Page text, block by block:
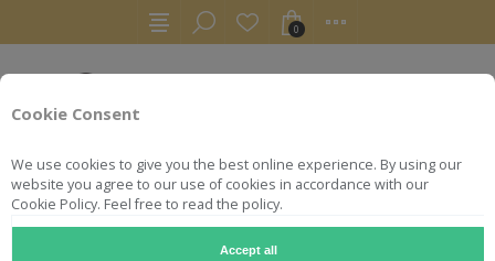
Cookie Consent
We use cookies to give you the best online experience. By using our
website you agree to our use of cookies in accordance with our
Cookie Policy. Feel free to read the policy.
Accept all
0